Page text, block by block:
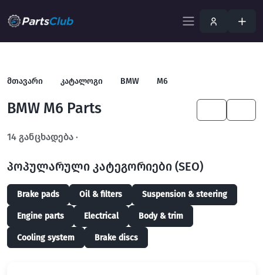
მთავარი კატალოგი BMW M6
BMW M6 Parts
14 განცხადება ·
პოპულარული კატეგორიები (SEO)
Brake pads Oil & filters Suspension & steering
Engine parts Electrical Body & trim
Cooling system Brake discs